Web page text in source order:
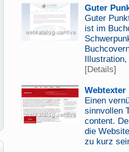
Guter
Guter
ist im
[Details]
Webtexter
Einen
sinnvollen
content.
die
zu kurz